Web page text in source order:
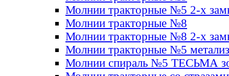
Молнии тракторные №5 2-х
Молнии тракторные №8
Молнии тракторные №8 2-х
Молнии тракторные №5
Молнии спираль №5 ТЕСЬМА